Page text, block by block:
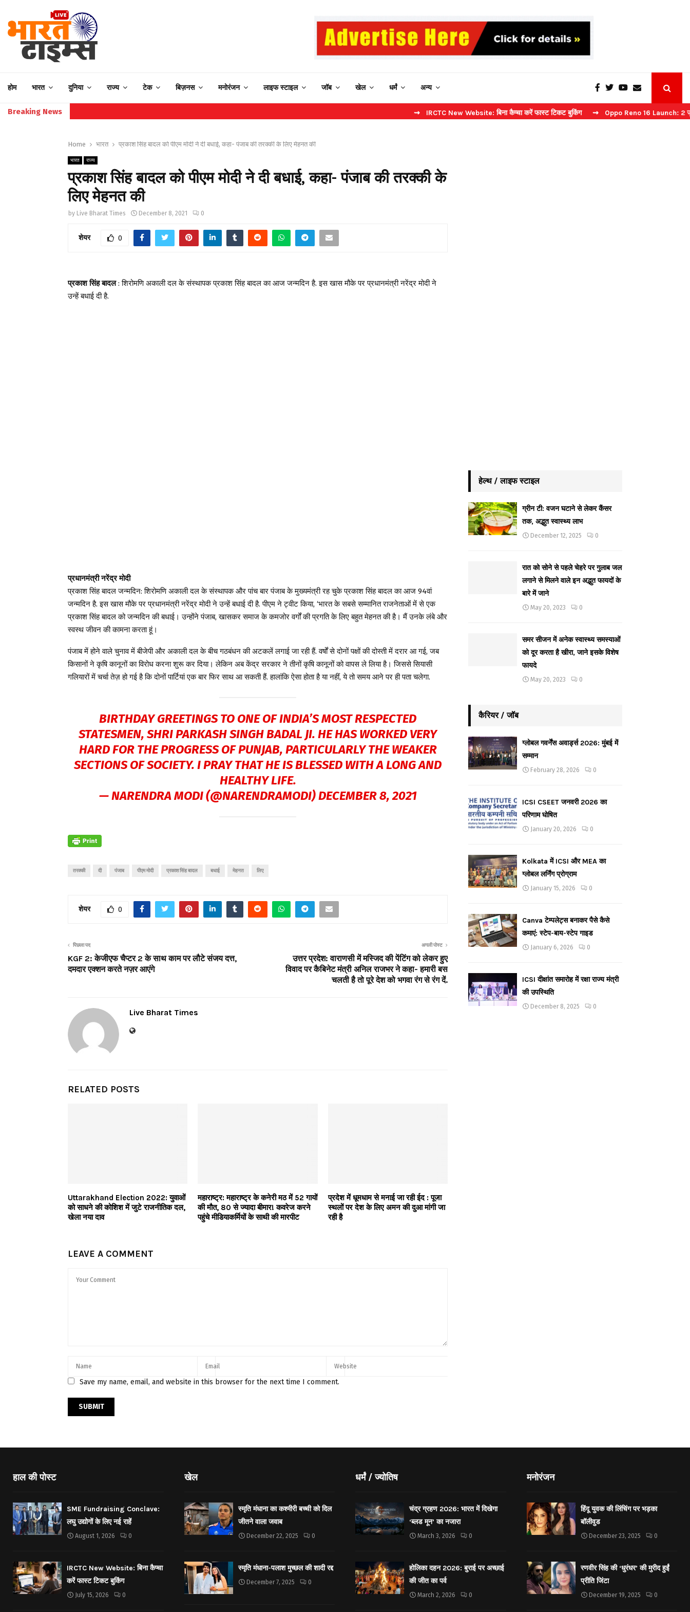
होम भारत दुनिया राज्य टेक बिज़नस मनोरंजन लाइफ स्टाइल जॉब खेल धर्मं अन्य
Breaking News ⇝ IRCTC New Website: बिना कैप्चा करें फास्ट टिकट बुकिंग ⇝ Oppo Reno 16 Launch: 2 जुलाई को
Home भारत प्रकाश सिंह बादल को पीएम मोदी ने दी बधाई, कहा- पंजाब की तरक्की के लिए मेहनत की
भारत राज्य
प्रकाश सिंह बादल को पीएम मोदी ने दी बधाई, कहा- पंजाब की तरक्की के
लिए मेहनत की
by Live Bharat Times December 8, 2021 0
शेयर 0
प्रकाश सिंह बादल: शिरोमणि अकाली दल के संस्थापक प्रकाश सिंह बादल का आज जन्मदिन है. इस खास मौके पर प्रधानमंत्री नरेंद्र मोदी ने
उन्हें बधाई दी है.
प्रधानमंत्री नरेंद्र मोदी
प्रकाश सिंह बादल जन्मदिन: शिरोमणि अकाली दल के संस्थापक और पांच बार पंजाब के मुख्यमंत्री रह चुके प्रकाश सिंह बादल का आज 94वां
जन्मदिन है. इस खास मौके पर प्रधानमंत्री नरेंद्र मोदी ने उन्हें बधाई दी है. पीएम ने ट्वीट किया, ‘भारत के सबसे सम्मानित राजनेताओं में से एक
प्रकाश सिंह बादल को जन्मदिन की बधाई। उन्होंने पंजाब, खासकर समाज के कमजोर वर्गों की प्रगति के लिए बहुत मेहनत की है। मैं उनके लंबे और
स्वस्थ जीवन की कामना करता हूं।
पंजाब में होने वाले चुनाव में बीजेपी और अकाली दल के बीच गठबंधन की अटकलें लगाई जा रही हैं. वर्षों से दोनों पक्षों की दोस्ती में दरार आ गई, जब
किसानों ने कृषि कानूनों का विरोध करना शुरू कर दिया। लेकिन अब केंद्र सरकार ने तीनों कृषि कानूनों को वापस ले लिया है। जिससे सियासी
गलियारों में चर्चा तेज़ हो गई है कि दोनों पार्टियां एक बार फिर साथ आ सकती हैं. हालांकि ऐसा होता है या नहीं, ये तो समय आने पर ही पता चलेगा.
BIRTHDAY GREETINGS TO ONE OF INDIA’S MOST RESPECTED
STATESMEN, SHRI PARKASH SINGH BADAL JI. HE HAS WORKED VERY
HARD FOR THE PROGRESS OF PUNJAB, PARTICULARLY THE WEAKER
SECTIONS OF SOCIETY. I PRAY THAT HE IS BLESSED WITH A LONG AND
HEALTHY LIFE.
— NARENDRA MODI (@NARENDRAMODI)DECEMBER 8, 2021
तरक्की दी पंजाब पीएम मोदी प्रकाश सिंह बादल बधाई मेहनत लिए
शेयर 0
पिछला पद
KGF 2: केजीएफ चैप्टर 2 के साथ काम पर लौटे संजय दत्त,
दमदार एक्शन करते नज़र आएंगे
अगली पोस्ट
उत्तर प्रदेश: वाराणसी में मस्जिद की पेंटिंग को लेकर हुए
विवाद पर कैबिनेट मंत्री अनिल राजभर ने कहा- हमारी बस
चलती है तो पूरे देश को भगवा रंग से रंग दें.
Live Bharat Times
RELATED POSTS
Uttarakhand Election 2022: युवाओं
को साधने की कोशिश में जुटे राजनीतिक दल,
खेला नया दाव
महाराष्ट्र: महाराष्ट्र के कनेरी मठ में 52 गायों
की मौत, 80 से ज्यादा बीमार! कवरेज करने
पहुंचे मीडियाकर्मियों के साथी की मारपीट
प्रदेश में धूमधाम से मनाई जा रही ईद : पूजा
स्थलों पर देश के लिए अमन की दुआ मांगी जा
रही है
LEAVE A COMMENT
Save my name, email, and website in this browser for the next time I comment.
हेल्थ / लाइफ स्टाइल
ग्रीन टी: वजन घटाने से लेकर कैंसर
तक, अद्भुत स्वास्थ्य लाभ
December 12, 2025 0
रात को सोने से पहले चेहरे पर गुलाब जल
लगाने से मिलने वाले इन अद्भुत फायदों के
बारे में जाने
May 20, 2023 0
समर सीजन में अनेक स्वास्थ्य समस्याओं
को दूर करता है खीरा, जाने इसके विशेष
फायदे
May 20, 2023 0
कैरियर / जॉब
ग्लोबल गवर्नेंस अवार्ड्स 2026: मुंबई में
सम्मान
February 28, 2026 0
ICSI CSEET जनवरी 2026 का
परिणाम घोषित
January 20, 2026 0
Kolkata में ICSI और MEA का
ग्लोबल लर्निंग प्रोग्राम
January 15, 2026 0
Canva टेम्पलेट्स बनाकर पैसे कैसे
कमाएं: स्टेप-बाय-स्टेप गाइड
January 6, 2026 0
ICSI दीक्षांत समारोह में रक्षा राज्य मंत्री
की उपस्थिति
December 8, 2025 0
हाल की पोस्ट
SME Fundraising Conclave:
लघु उद्योगों के लिए नई राहें
August 1, 2026 0
IRCTC New Website: बिना कैप्चा
करें फास्ट टिकट बुकिंग
July 15, 2026 0
खेल
स्मृति मंधाना का कश्मीरी बच्ची को दिल
जीतने वाला जवाब
December 22, 2025 0
स्मृति मंधाना-पलाश मुच्छल की शादी रद्द
December 7, 2025 0
धर्मं / ज्योतिष
चंद्र ग्रहण 2026: भारत में दिखेगा
‘ब्लड मून’ का नजारा
March 3, 2026 0
होलिका दहन 2026: बुराई पर अच्छाई
की जीत का पर्व
March 2, 2026 0
मनोरंजन
हिंदू युवक की लिंचिंग पर भड़का
बॉलीवुड
December 23, 2025 0
रणवीर सिंह की ‘धुरंधर’ की मुरीद हुईं
प्रीति जिंटा
December 19, 2025 0